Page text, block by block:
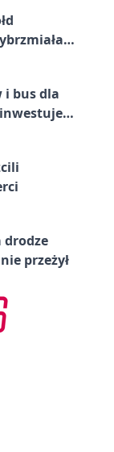
i bus dla
drodze
przeżył